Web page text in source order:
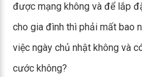
được mạng không và để lắp
cho gia đình thì phải mất bao
việc ngày chủ nhật không và
cước không?